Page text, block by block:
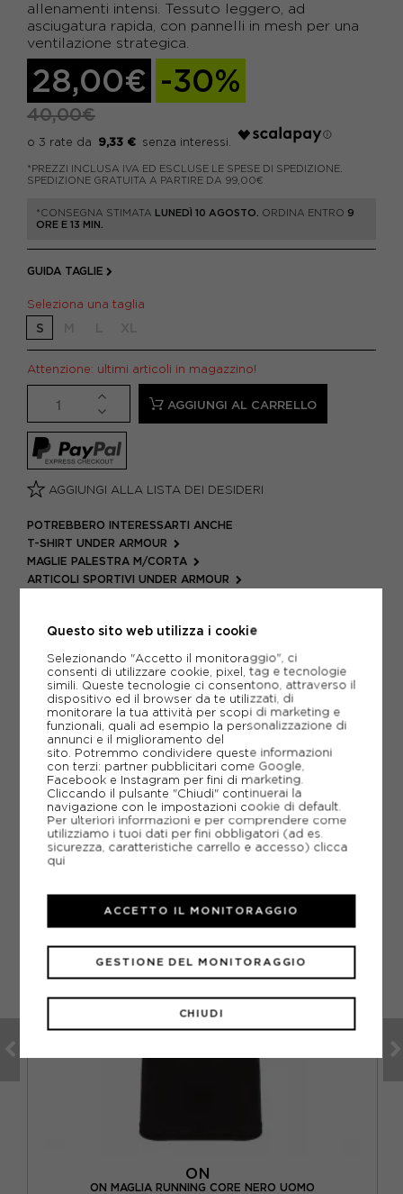
allenamenti intensi. Tessuto leggero, ad
asciugatura rapida, con pannelli in mesh per una
ventilazione strategica.
28,00€ -30%
40,00€
9,33 €
*PREZZI INCLUSA IVA ED ESCLUSE LE SPESE DI SPEDIZIONE.
SPEDIZIONE GRATUITA A PARTIRE DA 99,00€
*CONSEGNA STIMATA LUNEDÌ 10 AGOSTO. ORDINA ENTRO 9
ORE E 13 MIN.
GUIDA TAGLIE
Seleziona una taglia
S
Attenzione: ultimi articoli in magazzino!
AGGIUNGI AL CARRELLO
AGGIUNGI ALLA LISTA DEI DESIDERI
POTREBBERO INTERESSARTI ANCHE
T-SHIRT UNDER ARMOUR
MAGLIE PALESTRA M/CORTA
ARTICOLI SPORTIVI UNDER ARMOUR
PIÙ INFORMAZIONI
SCHEDA TECNICA
GUIDA ALLE TAGLIE
CONSIGLIATI DA NOI
ON
ON MAGLIA RUNNING CORE NERO UOMO
Questo sito web utilizza i cookie
Selezionando "Accetto il monitoraggio", ci
consenti di utilizzare cookie, pixel, tag e tecnologie
simili. Queste tecnologie ci consentono, attraverso il
dispositivo ed il browser da te utilizzati, di
monitorare la tua attività per scopi di marketing e
funzionali, quali ad esempio la personalizzazione di
annunci e il miglioramento del
sito. Potremmo condividere queste informazioni
con terzi: partner pubblicitari come Google,
Facebook e Instagram per fini di marketing.
Cliccando il pulsante "Chiudi" continuerai la
navigazione con le impostazioni cookie di default.
Per ulteriori informazioni e per comprendere come
utilizziamo i tuoi dati per fini obbligatori (ad es.
sicurezza, caratteristiche carrello e accesso) clicca
qui
CHIUDI
GESTIONE DEL MONITORAGGIO
ACCETTO IL MONITORAGGIO